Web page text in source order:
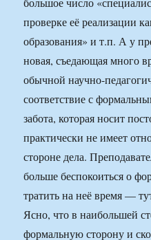
проверке её реализации
образования» и т.п. А у
новая, съедающая много
обычной научно-
соответствие с
забота, которая носит
практически не имеет
стороне дела.
больше беспокоиться о
тратить на неё время —
Ясно, что в наибольшей
формальную сторону и